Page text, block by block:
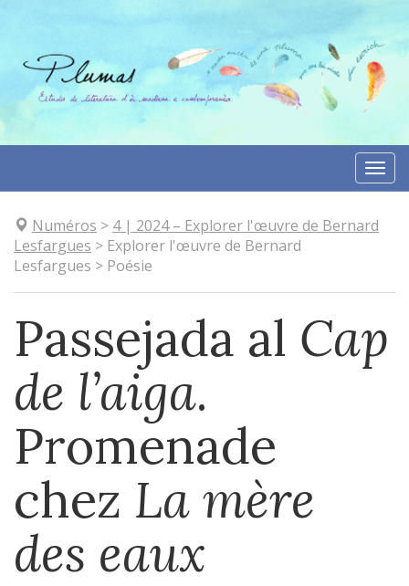
contenu
Numéros > 4| 2024– Explorer l'œuvre de Bernard
Lesfargues > Explorer l'œuvre de Bernard
Lesfargues > Poésie
Passejada al Cap
de l’aiga.
Promenade
chez La mère
des eaux